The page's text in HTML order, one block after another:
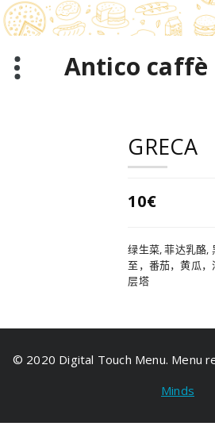
跳
至
正
Antico caffè
GRECA
10€
绿生菜, 菲达乳酪,
至，番茄，黄瓜
层塔
© 2020 Digital Touch Menu. Menu
Minds